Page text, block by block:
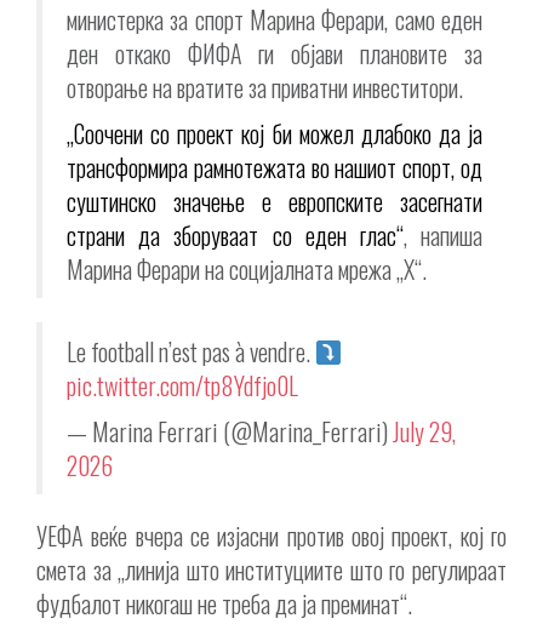
министерка за спорт Марина Ферари, само еден
ден откако ФИФА ги објави плановите за
отворање на вратите за приватни инвеститори.
„Соочени со проект кој би можел длабоко да ја
трансформира рамнотежата во нашиот спорт, од
суштинско значење е европските засегнати
страни да зборуваат со еден глас“, напиша
Марина Ферари на социјалната мрежа „X“.
Le football n’est pas à vendre.
pic.twitter.com/tp8Ydfjo0L
— Marina Ferrari (@Marina_Ferrari) July 29,
2026
УЕФА веќе вчера се изјасни против овој проект, кој го
смета за „линија што институциите што го регулираат
фудбалот никогаш не треба да ја преминат“.